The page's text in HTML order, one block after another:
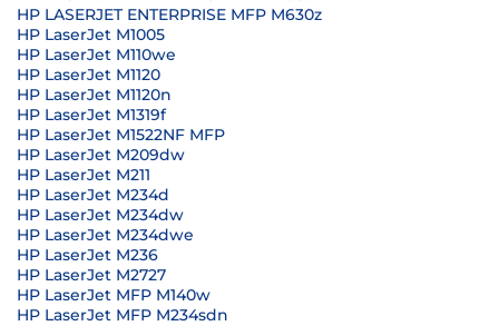
HP LASERJET ENTERPRISE MFP M630z
HP LaserJet M1005
HP LaserJet M110we
HP LaserJet M1120
HP LaserJet M1120n
HP LaserJet M1319f
HP LaserJet M1522NF MFP
HP LaserJet M209dw
HP LaserJet M211
HP LaserJet M234d
HP LaserJet M234dw
HP LaserJet M234dwe
HP LaserJet M236
HP LaserJet M2727
HP LaserJet MFP M140w
HP LaserJet MFP M234sdn